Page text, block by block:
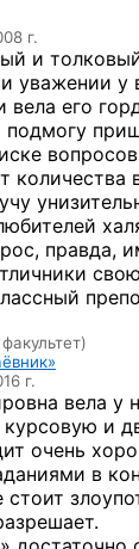
г.
и
уважении у
вела его
подмогу
количества
правда,
г.
вела у
и
очень
в